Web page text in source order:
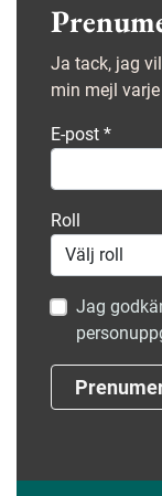
Ja tack, jag
min mejl
E-post *
Roll
Jag